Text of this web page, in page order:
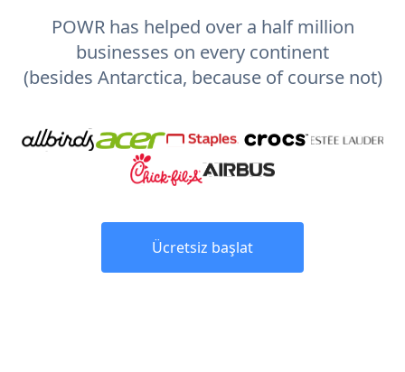
POWR has helped over a half million
businesses on every continent
(besides Antarctica, because of course not)
Ücretsiz başlat